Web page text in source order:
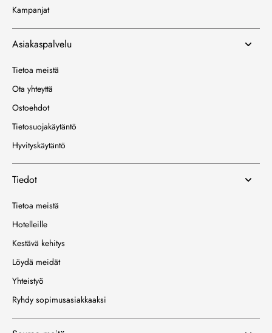
Kampanjat
Asiakaspalvelu
Tietoa meistä
Ota yhteyttä
Ostoehdot
Tietosuojakäytäntö
Hyvityskäytäntö
Tiedot
Tietoa meistä
Hotelleille
Kestävä kehitys
Löydä meidät
Yhteistyö
Ryhdy sopimusasiakkaaksi